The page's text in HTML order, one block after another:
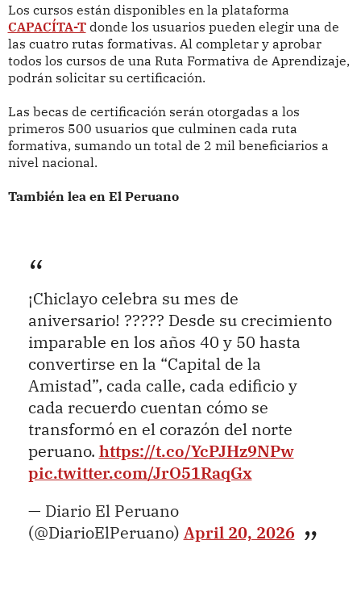
Los cursos están disponibles en la plataforma
CAPACÍTA-Tdonde los usuarios pueden elegir una de
las cuatro rutas formativas. Al completar y aprobar
todos los cursos de una Ruta Formativa de Aprendizaje,
podrán solicitar su certificación.
Las becas de certificación serán otorgadas a los
primeros 500 usuarios que culminen cada ruta
formativa, sumando un total de 2 mil beneficiarios a
nivel nacional.
También lea en El Peruano
¡Chiclayo celebra su mes de
aniversario! ????? Desde su crecimiento
imparable en los años 40 y 50 hasta
convertirse en la “Capital de la
Amistad”, cada calle, cada edificio y
cada recuerdo cuentan cómo se
transformó en el corazón del norte
peruano. https://t.co/YcPJHz9NPw
pic.twitter.com/JrO51RaqGx
— Diario El Peruano
(@DiarioElPeruano) April 20, 2026